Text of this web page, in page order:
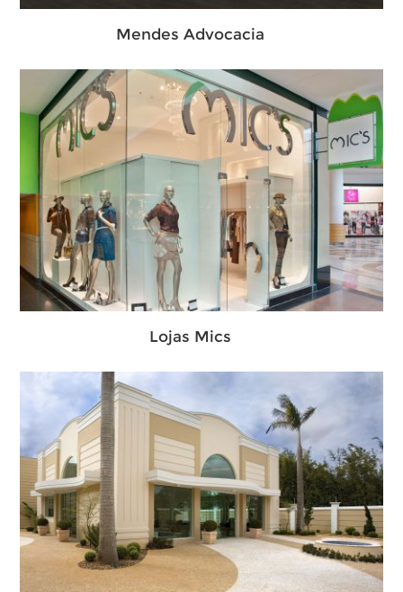
Mendes Advocacia
Lojas Mics